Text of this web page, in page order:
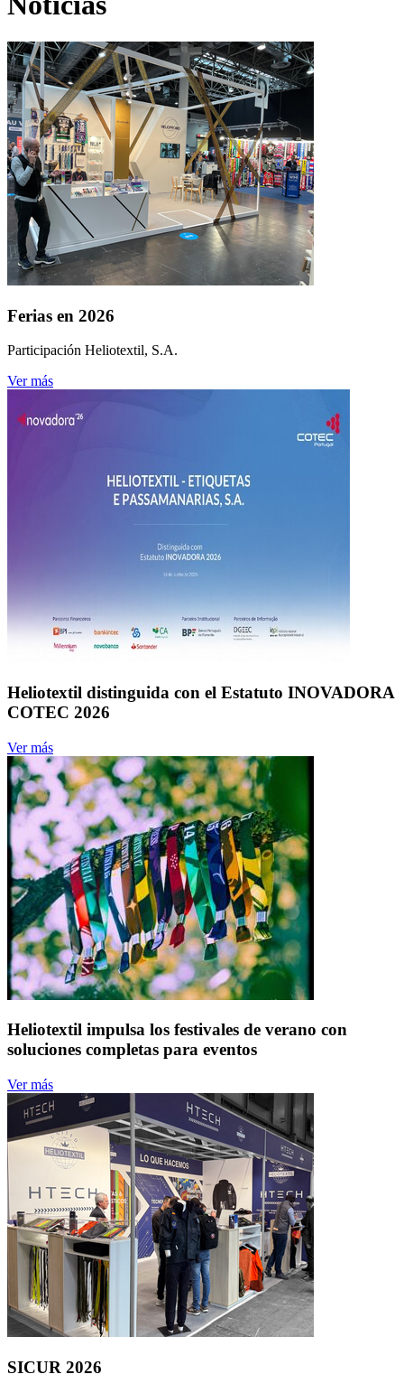
Ferias en 2026
Participación Heliotextil, S.A.
Ver más
Heliotextil distinguida con el Estatuto INOVADORA
COTEC 2026
Ver más
Heliotextil impulsa los festivales de verano con
soluciones completas para eventos
Ver más
SICUR 2026